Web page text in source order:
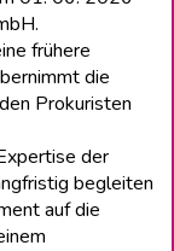
frühere
die
Prokuristen
der
begleiten
auf die